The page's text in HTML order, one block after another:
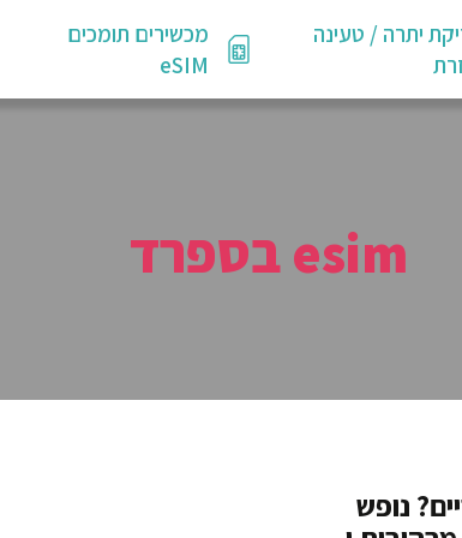
יתרה / טעינה
מכשירים תומכים
eSIM
esim בספרד
נופש